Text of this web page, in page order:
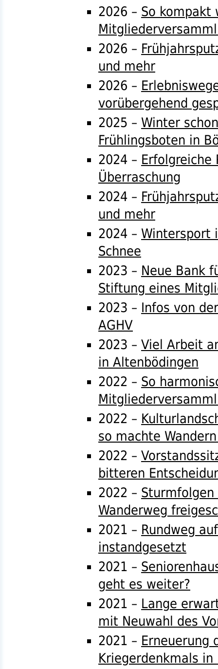
2026 – So kompakt
2026 –
und mehr
2026 –
vorübergehend
2025 – Winter
Frühlingsboten in
2024 – Erfolgreiche
Überraschung
2024 –
und mehr
2024 – Wintersport
Schnee
2023 – Neue Bank
Stiftung eines
2023 – Infos von
AGHV
2023 – Viel Arbeit
in Altenbödingen
2022 – So
2022 –
so machte
2022 –
bitteren
2022 –
Wanderweg
2021 – Rundweg
instandgesetzt
2021 –
geht es weiter?
2021 – Lange
mit Neuwahl des
2021 – Erneuerung
Kriegerdenkmals